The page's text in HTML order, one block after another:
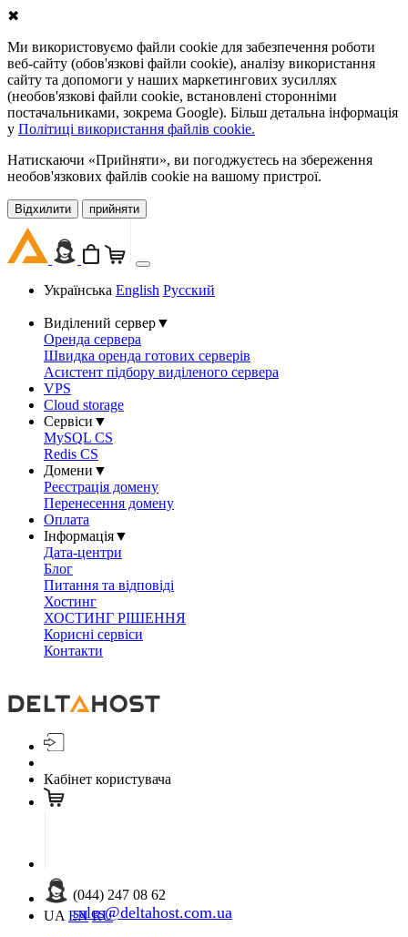
✖
Ми використовуємо файли cookie для забезпечення роботи
веб-сайту (обов'язкові файли cookie), аналізу використання
сайту та допомоги у наших маркетингових зусиллях
(необов'язкові файли cookie, встановлені сторонніми
постачальниками, зокрема Google). Більш детальна інформація
у Політиці використання файлів cookie.
Натискаючи «Прийняти», ви погоджуєтесь на збереження
необов'язкових файлів cookie на вашому пристрої.
Відхилити прийняти
Українська English Русский
Виділений сервер▼
Оренда сервера
Швидка оренда готових серверів
Асистент підбору виділеного сервера
VPS
Cloud storage
Сервіси ▼
MySQL CS
Redis CS
Домени ▼
Реєстрація домену
Перенесення домену
Оплата
Інформація▼
Дата-центри
Блог
Питання та відповіді
Хостинг
ХОСТИНГ РІШЕННЯ
Корисні сервіси
Контакти
Кабінет користувача
(044) 247 08 62
sales@deltahost.com.ua
UA EN RU